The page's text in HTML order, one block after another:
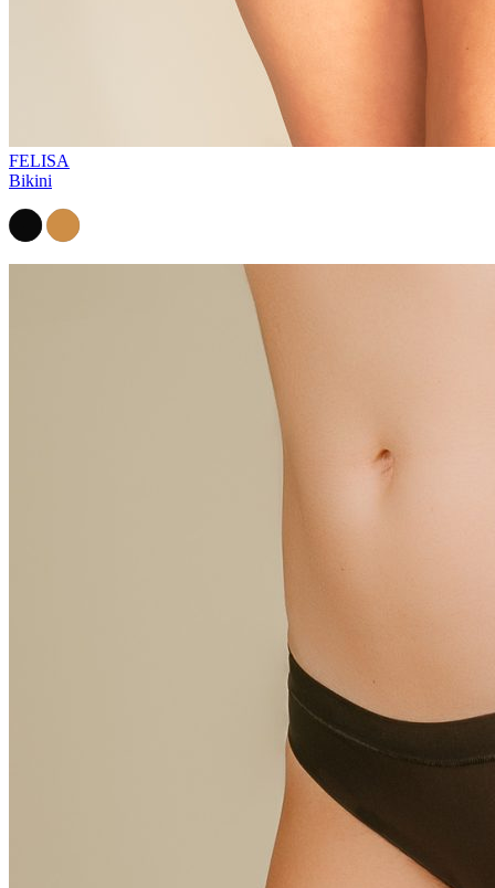
FELISA
Bikini